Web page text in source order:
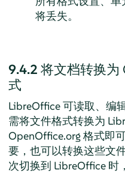
将丢失。
9.4.2 将文档转换为
式
LibreOffice 可读取、编
需将文件格式转换为
OpenOffice.org 格式即
要，也可以转换这些文
次切换到 LibreOffice 时